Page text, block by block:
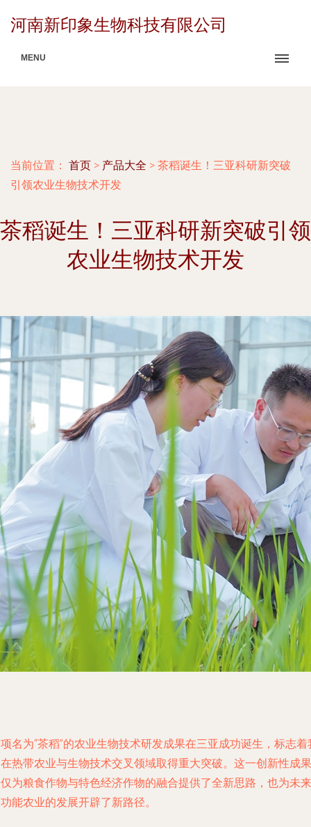
河南新印象生物科技有限公司
MENU
当前位置： 首页 > 产品大全 > 茶稻诞生！三亚科研新突破
引领农业生物技术开发
茶稻诞生！三亚科研新突破引领
农业生物技术开发
名为“茶稻”的农业生物技术研发成果在三亚成功诞生，标志着
热带农业与生物技术交叉领域取得重大突破。这一创新性成果
为粮食作物与特色经济作物的融合提供了全新思路，也为未来
能农业的发展开辟了新路径。